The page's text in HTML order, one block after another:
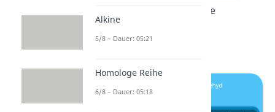
Dabei bildet sich dann eine
Paraformaldehyd
Alkine
5/8 – Dauer: 05:21
Homologe Reihe
6/8 – Dauer: 05:18